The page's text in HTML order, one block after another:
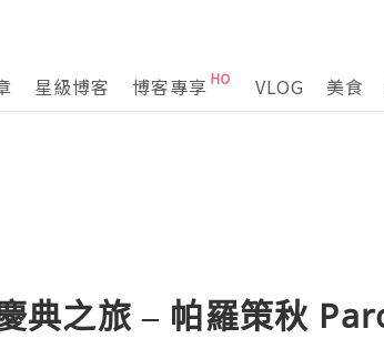
星級博客 博客專享 VLOG 美食
典之旅 – 帕羅策秋